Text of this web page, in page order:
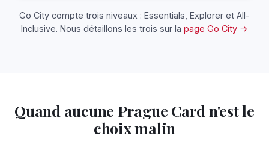
Go City compte trois niveaux : Essentials, Explorer et All-
Inclusive. Nous détaillons les trois sur la page Go City →
Quand aucune Prague Card n'est le
choix malin